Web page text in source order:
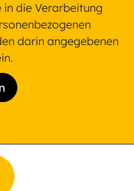
in die Verarbeitung
darin angegebenen